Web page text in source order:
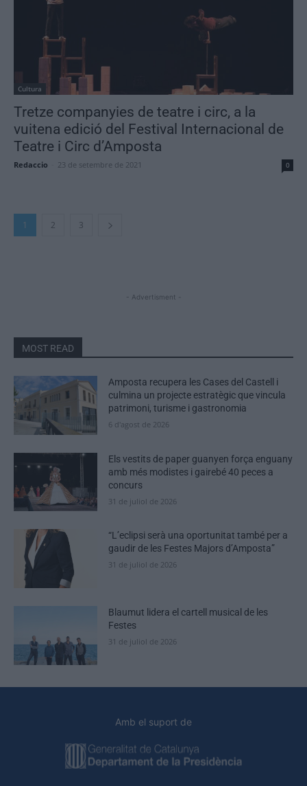
Cultura
Tretze companyies de teatre i circ, a la
vuitena edició del Festival Internacional de
Teatre i Circ d’Amposta
Redaccio 23 de setembre de 2021 0
1 2 3
- Advertisment -
MOST READ
Amposta recupera les Cases del Castell i
culmina un projecte estratègic que vincula
patrimoni, turisme i gastronomia
6 d'agost de 2026
Els vestits de paper guanyen força enguany
amb més modistes i gairebé 40 peces a
concurs
31 de juliol de 2026
“L’eclipsi serà una oportunitat també per a
gaudir de les Festes Majors d’Amposta”
31 de juliol de 2026
Blaumut lidera el cartell musical de les
Festes
31 de juliol de 2026
Amb el suport de